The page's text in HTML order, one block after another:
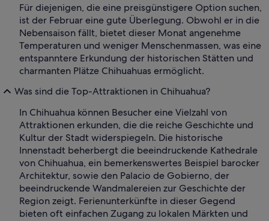
Für diejenigen, die eine preisgünstigere Option suchen,
ist der Februar eine gute Überlegung. Obwohl er in die
Nebensaison fällt, bietet dieser Monat angenehme
Temperaturen und weniger Menschenmassen, was eine
entspanntere Erkundung der historischen Stätten und
charmanten Plätze Chihuahuas ermöglicht.
Was sind die Top-Attraktionen in Chihuahua?
In Chihuahua können Besucher eine Vielzahl von
Attraktionen erkunden, die die reiche Geschichte und
Kultur der Stadt widerspiegeln. Die historische
Innenstadt beherbergt die beeindruckende Kathedrale
von Chihuahua, ein bemerkenswertes Beispiel barocker
Architektur, sowie den Palacio de Gobierno, der
beeindruckende Wandmalereien zur Geschichte der
Region zeigt. Ferienunterkünfte in dieser Gegend
bieten oft einfachen Zugang zu lokalen Märkten und